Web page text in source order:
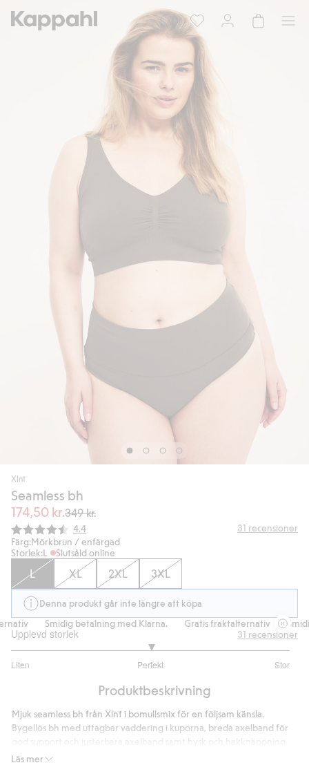
Xlnt
Seamless bh
174,50 kr.349 kr.
Snittbetyg:
4.4 31 recensioner
Färg:Mörkbrun / enfärgad
Storlek:L Slutsåld online
L XL 2XL 3XL
Denna produkt går inte längre att köpa
Smidig betalning med Klarna. Gratis fraktalternativ
Upplevd storlek
Liten Perfekt Stor
utav
23
betyg
31 recensioner
Produktbeskrivning
Läs mer
Mjuk seamless bh från Xlnt i bomullsmix för en följsam känsla.
Bygellös bh med uttagbar vaddering i kuporna, breda axelband för
Täckningsgard: hög